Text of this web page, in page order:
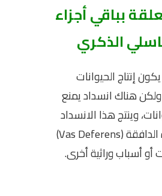
بباقي أجزاء
الذكري
إنتاج الحيوانات
ولكن هناك انسداد يمنع
وينتج هذا الانسداد
من قطع القناة الدافقة (Vas Deferens)
أو أسباب وراثية أخرى.